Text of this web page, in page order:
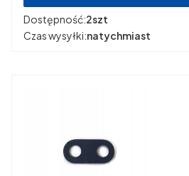
Dostępność:2szt
Czas wysyłki:natychmiast